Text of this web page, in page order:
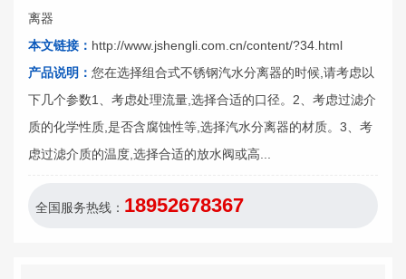
离器
本文链接： http://www.jshengli.com.cn/content/?34.html
产品说明： 您在选择组合式不锈钢汽水分离器的时候,请考虑以
下几个参数1、考虑处理流量,选择合适的口径。2、考虑过滤介
质的化学性质,是否含腐蚀性等,选择汽水分离器的材质。3、考
虑过滤介质的温度,选择合适的放水阀或高...
全国服务热线： 18952678367